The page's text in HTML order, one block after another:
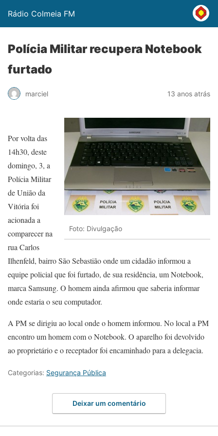
Rádio Colmeia FM
Polícia Militar recupera Notebook
furtado
marciel 13 anos atrás
Foto: Divulgação
Por volta das
14h30, deste
domingo, 3, a
Polícia Militar
de União da
Vitória foi
acionada a
comparecer na
rua Carlos
Ilhenfeld, bairro São Sebastião onde um cidadão informou a
equipe policial que foi furtado, de sua residência, um Notebook,
marca Samsung. O homem ainda afirmou que saberia informar
onde estaria o seu computador.
A PM se dirigiu ao local onde o homem informou. No local a PM
encontro um homem com o Notebook. O aparelho foi devolvido
ao proprietário e o receptador foi encaminhado para a delegacia.
Categorias: Segurança Pública
Deixar um comentário